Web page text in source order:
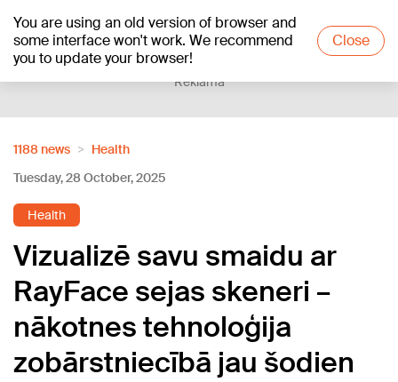
You are using an old version of browser and
some interface won't work. We recommend
you to update your browser!
Close
+21°C
Reklāma
1188 news
Health
Tuesday, 28 October, 2025
Health
Vizualizē savu smaidu ar
RayFace sejas skeneri –
nākotnes tehnoloģija
zobārstniecībā jau šodien